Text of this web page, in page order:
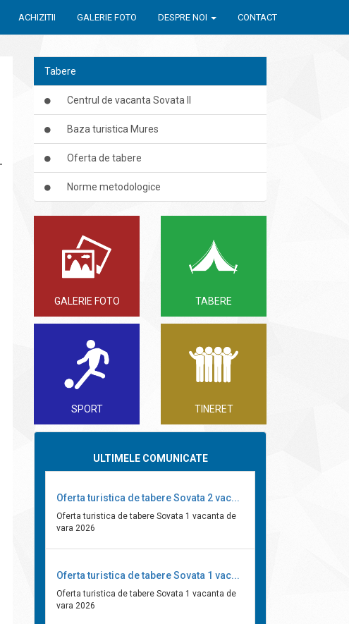
ACHIZITII GALERIE FOTO DESPRE NOI CONTACT
Tabere
Centrul de vacanta Sovata II
Baza turistica Mures
Oferta de tabere
Norme metodologice
GALERIE FOTO TABERE
SPORT TINERET
ULTIMELE COMUNICATE
Oferta turistica de tabere Sovata 2 vac...
Oferta turistica de tabere Sovata 1 vacanta de
vara 2026
Oferta turistica de tabere Sovata 1 vac...
Oferta turistica de tabere Sovata 1 vacanta de
vara 2026